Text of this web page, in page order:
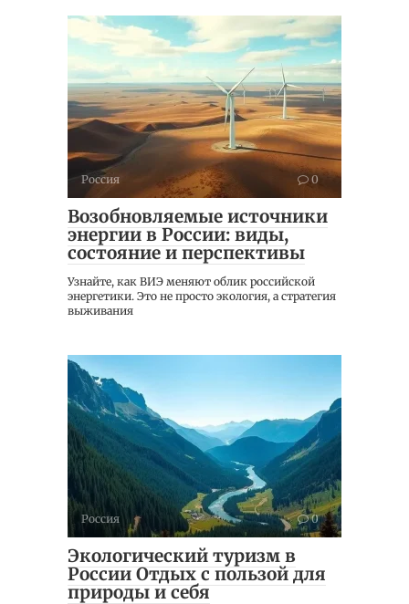
Россия 0
Возобновляемые источники
энергии в России: виды,
состояние и перспективы
Узнайте, как ВИЭ меняют облик российской
энергетики. Это не просто экология, а стратегия
выживания
Россия 0
Экологический туризм в
России Отдых с пользой для
природы и себя